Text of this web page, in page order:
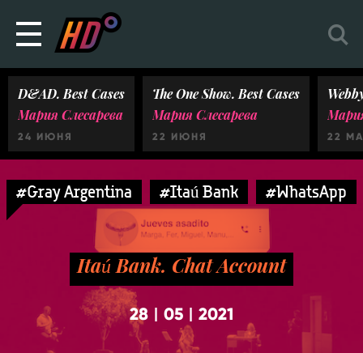
D&AD. Best Cases
Мария Слесарева
24 ИЮНЯ
The One Show. Best Cases
Мария Слесарева
22 ИЮНЯ 22
#Gray Argentina #Itaú Bank #WhatsApp
Itaú Bank. Chat Account
28 05 2021